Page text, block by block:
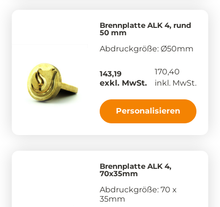
Brennplatte ALK 4, rund
50 mm
Abdruckgröße: Ø50mm
143,19
exkl. MwSt.
170,40
inkl. MwSt.
Personalisieren
Brennplatte ALK 4,
70x35mm
Abdruckgröße: 70 x
35mm